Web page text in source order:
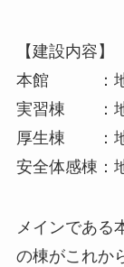
【建設内容】
本館 ：地
実習棟 ：
厚生棟 ：
安全体感棟：
メインである
の棟がこれか